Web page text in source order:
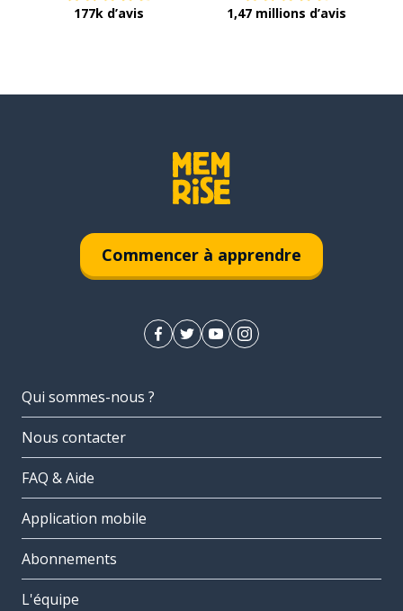
177k d’avis 1,47 millions d’avis
Commencer à apprendre
Qui sommes-nous ?
Nous contacter
FAQ & Aide
Application mobile
Abonnements
L'équipe